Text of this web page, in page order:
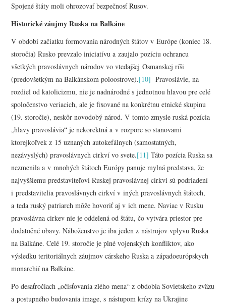
Spojené štáty moli ohrozovať bezpečnosť Rusov.
Historické záujmy Ruska na Balkáne
V období začiatku formovania národných štátov v Európe (koniec 18.
storočia) Rusko prevzalo iniciatívu a zaujalo pozíciu ochrancu
všetkých pravoslávnych národov vo vtedajšej Osmanskej ríši
(predovšetkým na Balkánskom poloostrove).[10] Pravoslávie, na
rozdiel od katolicizmu, nie je nadnárodné s jednotnou hlavou pre celé
spoločenstvo veriacich, ale je fixované na konkrétnu etnické skupinu
(19. storočie), neskôr novodobý národ. V tomto zmysle ruská pozícia
„hlavy pravoslávia“ je nekorektná a v rozpore so stanovami
ktorejkoľvek z 15 uznaných autokefálnych (samostatných,
nezávyslých) pravoslávnych cirkví vo svete.[11] Táto pozícia Ruska sa
nezmenila a v mnohých štátoch Európy panuje mylná predstava, že
najvyššiemu predstaviteľovi Ruskej pravoslávnej cirkvi sú podriadení
i predstavitelia pravoslávnych cirkví v iných pravoslávnych štátoch,
a teda ruský patriarch môže hovoriť aj v ich mene. Naviac v Rusku
pravoslávna cirkev nie je oddelená od štátu, čo vytvára priestor pre
dodatočné obavy. Náboženstvo je iba jeden z nástrojov vplyvu Ruska
na Balkáne. Celé 19. storočie je plné vojenských konfliktov, ako
výsledku teritoriálnych záujmov cárskeho Ruska a západoeurópskych
monarchií na Balkáne.
Po desaťročiach „očisťovania zlého mena“ z obdobia Sovietskeho zväzu
a postupného budovania image, s nástupom krízy na Ukrajine